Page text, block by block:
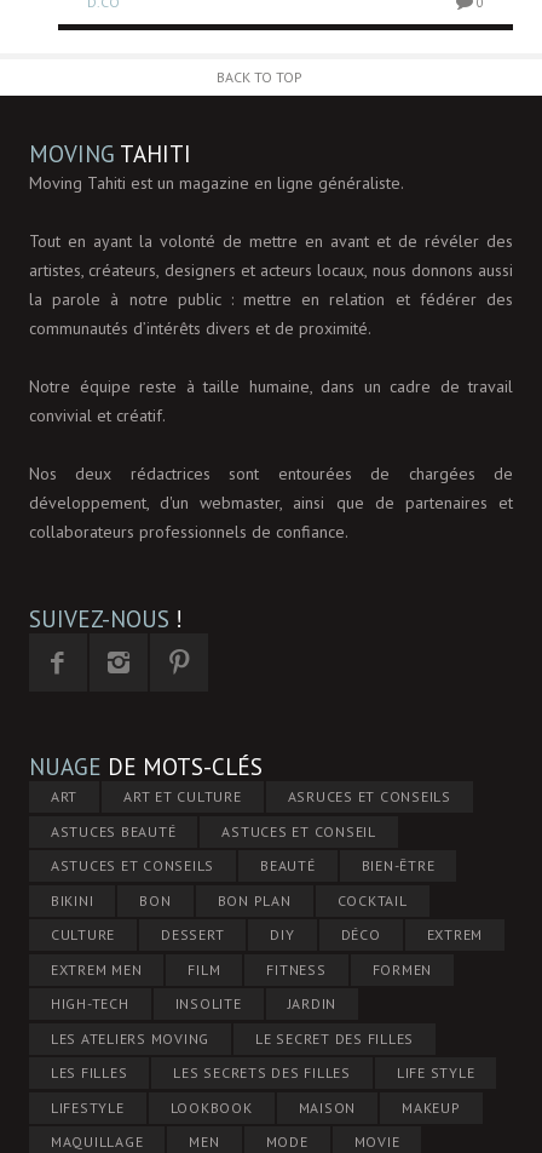
BACK TO TOP
MOVING TAHITI
Moving Tahiti est un magazine en ligne généraliste.
Tout en ayant la volonté de mettre en avant et de révéler des
artistes, créateurs, designers et acteurs locaux, nous donnons aussi
la parole à notre public : mettre en relation et fédérer des
communautés d’intérêts divers et de proximité.
Notre équipe reste à taille humaine, dans un cadre de travail
convivial et créatif.
Nos deux rédactrices sont entourées de chargées de
développement, d'un webmaster, ainsi que de partenaires et
collaborateurs professionnels de confiance.
SUIVEZ-NOUS !
NUAGE DE MOTS-CLÉS
ART ART ET CULTURE
ASRUCES ET CONSEILS
ASTUCES BEAUTÉ
ASTUCES ET CONSEIL
ASTUCES ET CONSEILS
BEAUTÉ
BIEN-ÊTRE
BIKINI
BON BON PLAN
COCKTAIL
CULTURE
DESSERT DIY DÉCO
EXTREM
EXTREM MEN
FILM FITNESS
FORMEN
HIGH-TECH
INSOLITE
JARDIN
LES ATELIERS MOVING
LE SECRET DES FILLES
LES FILLES
LES SECRETS DES FILLES
LIFE STYLE
LIFESTYLE
LOOKBOOK MAISON
MAKEUP
MAQUILLAGE
MEN MODE MOVIE